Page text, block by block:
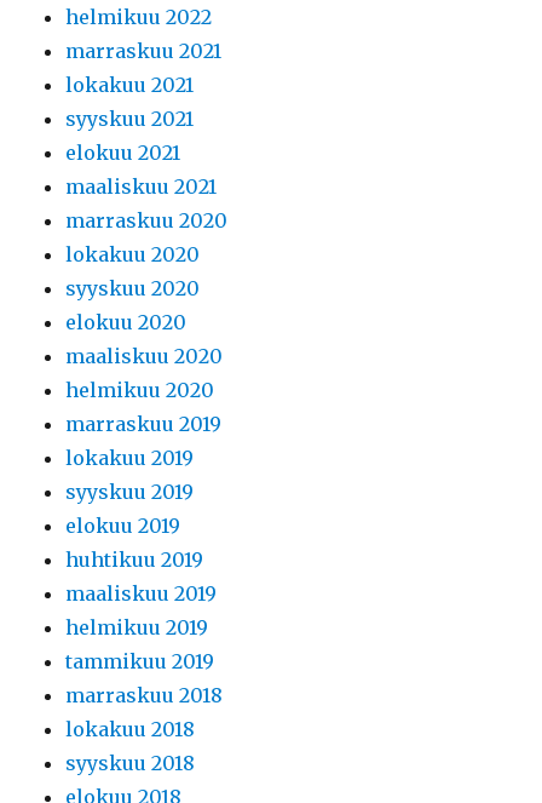
helmikuu 2022
marraskuu 2021
lokakuu 2021
syyskuu 2021
elokuu 2021
maaliskuu 2021
marraskuu 2020
lokakuu 2020
syyskuu 2020
elokuu 2020
maaliskuu 2020
helmikuu 2020
marraskuu 2019
lokakuu 2019
syyskuu 2019
elokuu 2019
huhtikuu 2019
maaliskuu 2019
helmikuu 2019
tammikuu 2019
marraskuu 2018
lokakuu 2018
syyskuu 2018
elokuu 2018